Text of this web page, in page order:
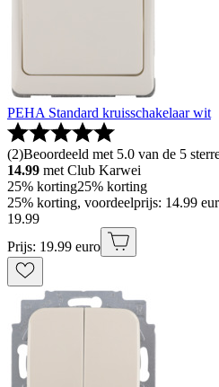
PEHA Standard kruisschakelaar wit
(2)Beoordeeld met 5.0 van de 5
14.99 met Club Karwei
25% korting25% korting
25% korting, voordeelprijs: 14.99
19.99
Prijs: 19.99 euro